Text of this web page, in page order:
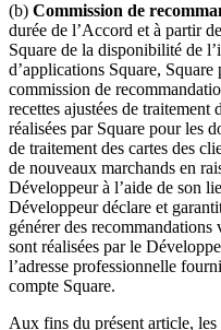
(b) Commission de
durée de l’Accord et à partir
Square de la disponibilité de
d’applications Square,
commission de
recettes ajustées de traitement
réalisées par Square pour les
de traitement des cartes des
de nouveaux marchands en
Développeur à l’aide de son
Développeur déclare et
générer des recommandations
sont réalisées par le
l’adresse professionnelle
compte Square.
Aux fins du présent article, les